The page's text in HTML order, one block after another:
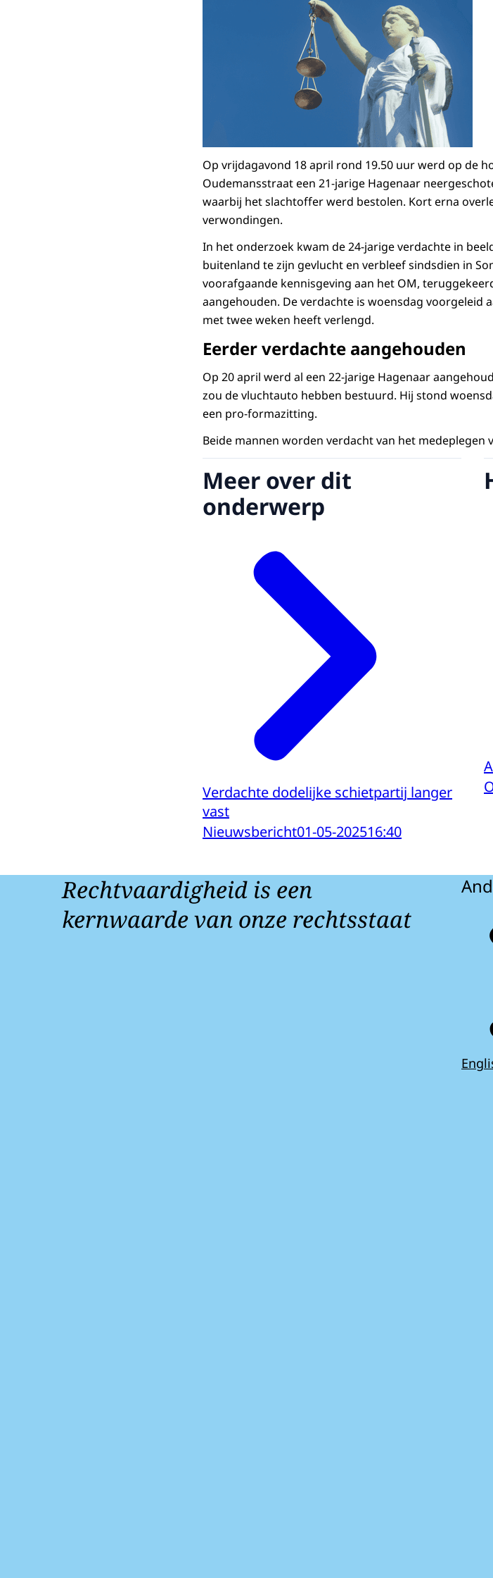
Op vrijdagavond 18 april rond 19.50 uur werd op de
Oudemansstraat een 21-jarige Hagenaar
waarbij het slachtoffer werd bestolen. Kort erna
verwondingen.
In het onderzoek kwam de 24-jarige verdachte in
buitenland te zijn gevlucht en verbleef sindsdien in
voorafgaande kennisgeving aan het OM,
aangehouden. De verdachte is woensdag voorgeleid
met twee weken heeft verlengd.
Eerder verdachte aangehouden
Op 20 april werd al een 22-jarige Hagenaar
zou de vluchtauto hebben bestuurd. Hij stond
een pro-formazitting.
Beide mannen worden verdacht van het medeplegen
Meer over dit
onderwerp
Verdachte dodelijke schietpartij langer
vast
Nieuwsbericht01-05-202516:40
Rechtvaardigheid is een
kernwaarde van onze rechtsstaat